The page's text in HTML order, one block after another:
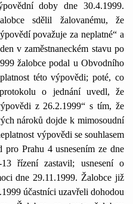
doby dne 30.4.1999.
sdělil žalovanému, že
považuje za neplatné“ a
v zaměstnaneckém stavu po
žalobce podal u Obvodního
této výpovědi; poté, co
o jednání uvedl, že
z 26.2.1999“ s tím, že
nároků dojde k mimosoudní
výpovědi se souhlasem
pro Prahu 4 usnesením ze dne
13 řízení zastavil; usnesení o
dne 29.11.1999. Žalobce již
účastníci uzavřeli dohodou